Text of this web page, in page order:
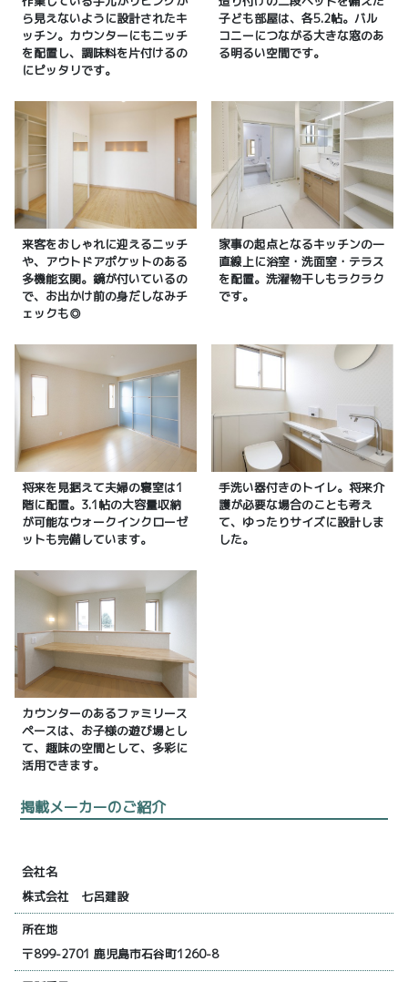
ら見えないように設計されたキ
ッチン。カウンターにもニッチ
を配置し、調味料を片付けるの
にピッタリです。
子ども部屋は、各5.2帖。バル
コニーにつながる大きな窓のあ
る明るい空間です。
来客をおしゃれに迎えるニッチ
や、アウトドアポケットのある
多機能玄関。鏡が付いているの
で、お出かけ前の身だしなみチ
ェックも◎
家事の起点となるキッチンの一
直線上に浴室・洗面室・テラス
を配置。洗濯物干しもラクラク
です。
将来を見据えて夫婦の寝室は1
階に配置。3.1帖の大容量収納
が可能なウォークインクローゼ
ットも完備しています。
手洗い器付きのトイレ。将来介
護が必要な場合のことも考え
て、ゆったりサイズに設計しま
した。
カウンターのあるファミリース
ペースは、お子様の遊び場とし
て、趣味の空間として、多彩に
活用できます。
掲載メーカーのご紹介
会社名
株式会社 七呂建設
所在地
〒899-2701 鹿児島市石谷町1260-8